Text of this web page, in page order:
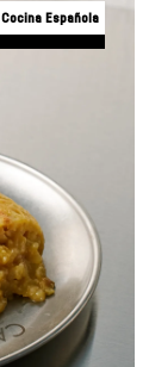
Cocina Española